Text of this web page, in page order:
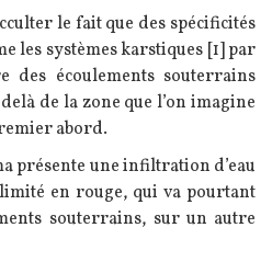
le fait que des spécificités
les systèmes karstiques [1] par
des écoulements souterrains
de la zone que l’on imagine
abord.
présente une infiltration d’eau
en rouge, qui va pourtant
souterrains, sur un autre